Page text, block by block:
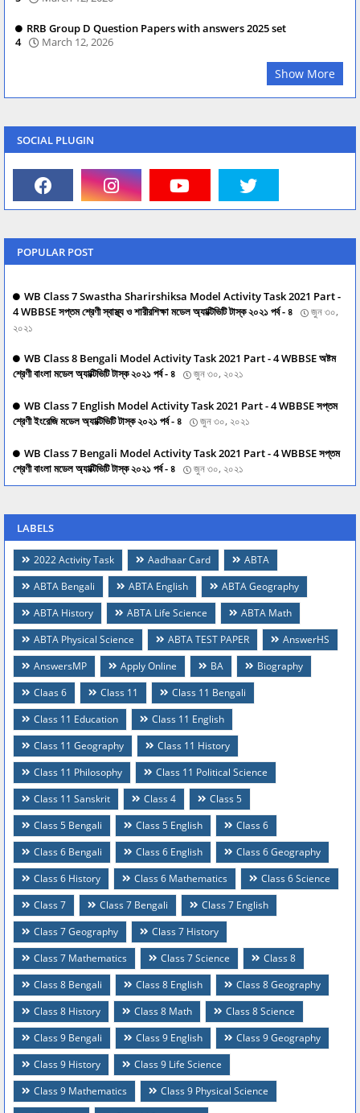
RRB Group D Question Papers with answers 2025 set
4
March 12, 2026
Show More
SOCIAL PLUGIN
POPULAR POST
WB Class 7 Swastha Sharirshiksa Model Activity Task 2021 Part -
4 WBBSE সপ্তম শ্রেণী স্বাস্থ্য ও শারীরশিক্ষা মডেল অ্যাক্টিভিটি টাস্ক ২০২১ পর্ব - ৪
জুন ৩০,
২০২১
WB Class 8 Bengali Model Activity Task 2021 Part - 4 WBBSE অষ্টম
শ্রেণী বাংলা মডেল অ্যাক্টিভিটি টাস্ক ২০২১ পর্ব - ৪
জুন ৩০, ২০২১
WB Class 7 English Model Activity Task 2021 Part - 4 WBBSE সপ্তম
শ্রেণী ইংরেজি মডেল অ্যাক্টিভিটি টাস্ক ২০২১ পর্ব - ৪
জুন ৩০, ২০২১
WB Class 7 Bengali Model Activity Task 2021 Part - 4 WBBSE সপ্তম
শ্রেণী বাংলা মডেল অ্যাক্টিভিটি টাস্ক ২০২১ পর্ব - ৪
জুন ৩০, ২০২১
LABELS
2022 Activity Task Aadhaar Card
ABTA
ABTA Bengali
ABTA English
ABTA Geography
ABTA History
ABTA Life Science
ABTA Math
ABTA Physical Science
ABTA TEST PAPER
AnswerHS
AnswersMP
Apply Online BA
Biography
Claas 6
Class 11
Class 11 Bengali
Class 11 Education
Class 11 English
Class 11 Geography
Class 11 History
Class 11 Philosophy
Class 11 Political Science
Class 11 Sanskrit
Class 4
Class 5
Class 5 Bengali
Class 5 English
Class 6
Class 6 Bengali
Class 6 English
Class 6 Geography
Class 6 History
Class 6 Mathematics
Class 6 Science
Class 7
Class 7 Bengali
Class 7 English
Class 7 Geography
Class 7 History
Class 7 Mathematics
Class 7 Science
Class 8
Class 8 Bengali
Class 8 English
Class 8 Geography
Class 8 History
Class 8 Math
Class 8 Science
Class 9 Bengali
Class 9 English
Class 9 Geography
Class 9 History
Class 9 Life Science
Class 9 Mathematics
Class 9 Physical Science